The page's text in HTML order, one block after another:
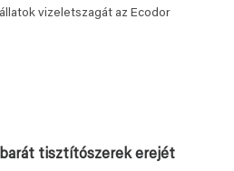
vizeletszagát az Ecodor
tisztítószerek erejét